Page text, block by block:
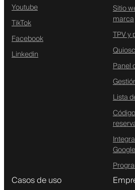
Youtube
TikTok
Facebook
Linkedin
Sitio
marca
TPV y
Panel
Lista
Google
Casos de uso